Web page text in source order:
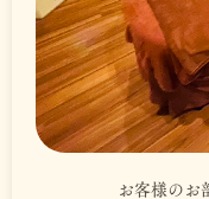
お客様のお